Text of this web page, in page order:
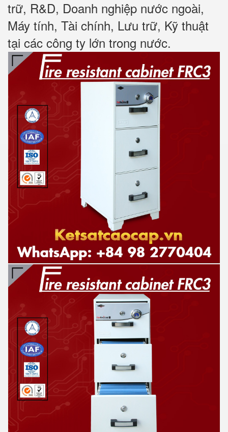
trữ, R&D, Doanh nghiệp nước ngoài,
Máy tính, Tài chính, Lưu trữ, Kỹ thuật
tại các công ty lớn trong nước.